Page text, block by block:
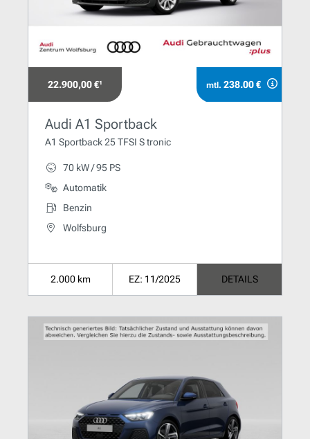
22.900,00 €¹ mtl. 238.00 €
Audi A1 Sportback
A1 Sportback 25 TFSI S tronic
70 kW / 95 PS
Automatik
Benzin
Wolfsburg
2.000 km EZ: 11/2025 DETAILS